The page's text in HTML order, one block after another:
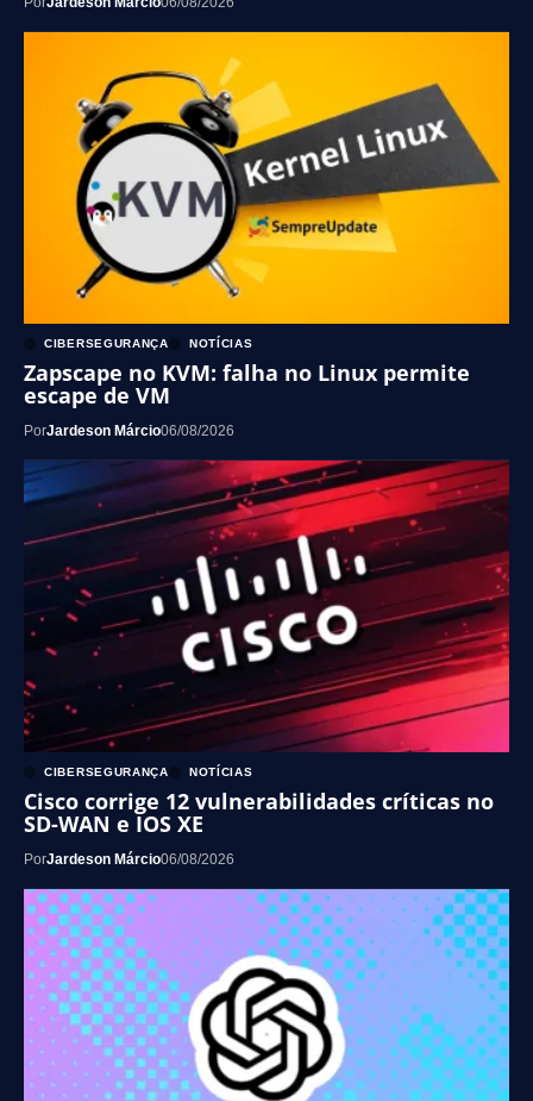
CIBERSEGURANÇA NOTÍCIAS
Zapscape no KVM: falha no Linux permite
escape de VM
PorJardeson Márcio06/08/2026
CIBERSEGURANÇA NOTÍCIAS
Cisco corrige 12 vulnerabilidades críticas no
SD-WAN e IOS XE
PorJardeson Márcio06/08/2026